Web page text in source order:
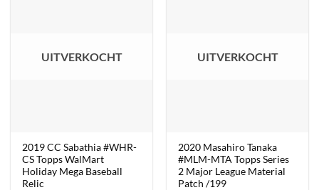
UITVERKOCHT
2019 CC Sabathia #WHR-
CS Topps WalMart
Holiday Mega Baseball
Relic
UITVERKOCHT
2020 Masahiro Tanaka
#MLM-MTA Topps Series
2 Major League Material
Patch /199